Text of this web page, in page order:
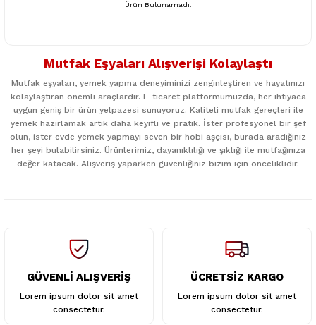
Ürün Bulunamadı.
Mutfak Eşyaları Alışverişi Kolaylaştı
Mutfak eşyaları, yemek yapma deneyiminizi zenginleştiren ve hayatınızı
kolaylaştıran önemli araçlardır. E-ticaret platformumuzda, her ihtiyaca
uygun geniş bir ürün yelpazesi sunuyoruz. Kaliteli mutfak gereçleri ile
yemek hazırlamak artık daha keyifli ve pratik. İster profesyonel bir şef
olun, ister evde yemek yapmayı seven bir hobi aşçısı, burada aradığınız
her şeyi bulabilirsiniz. Ürünlerimiz, dayanıklılığı ve şıklığı ile mutfağınıza
değer katacak. Alışveriş yaparken güvenliğiniz bizim için önceliklidir.
GÜVENLİ ALIŞVERİŞ
Lorem ipsum dolor sit amet
consectetur.
ÜCRETSİZ KARGO
Lorem ipsum dolor sit amet
consectetur.